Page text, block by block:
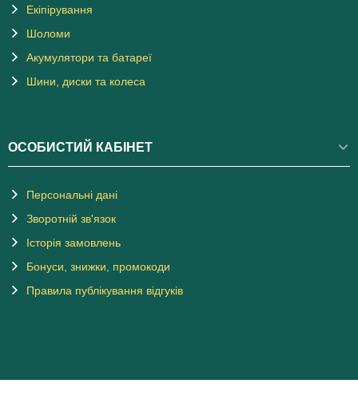
Екіпірування
Шоломи
Акумулятори та батареї
Шини, диски та колеса
ОСОБИСТИЙ КАБІНЕТ
Персональні дані
Зворотній зв'язок
Історія замовлень
Бонуси, знижки, промокоди
Правила публікування відгуків